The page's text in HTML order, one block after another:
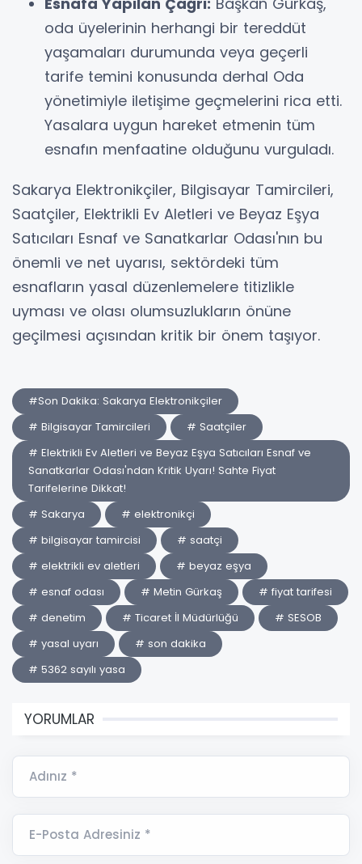
oda üyelerinin herhangi bir tereddüt
yaşamaları durumunda veya geçerli
tarife temini konusunda derhal Oda
yönetimiyle iletişime geçmelerini rica etti.
Yasalara uygun hareket etmenin tüm
esnafın menfaatine olduğunu vurguladı.
Sakarya Elektronikçiler, Bilgisayar Tamircileri,
Saatçiler, Elektrikli Ev Aletleri ve Beyaz Eşya
Satıcıları Esnaf ve Sanatkarlar Odası'nın bu
önemli ve net uyarısı, sektördeki tüm
esnafların yasal düzenlemelere titizlikle
uyması ve olası olumsuzlukların önüne
geçilmesi açısından kritik bir önem taşıyor.
#Son Dakika: Sakarya Elektronikçiler
# Bilgisayar Tamircileri
# Saatçiler
# Elektrikli Ev Aletleri ve Beyaz Eşya Satıcıları Esnaf ve
Sanatkarlar Odası'ndan Kritik Uyarı! Sahte Fiyat
Tarifelerine Dikkat!
# Sakarya
# elektronikçi
# bilgisayar tamircisi
# saatçi
# elektrikli ev aletleri
# beyaz eşya
# esnaf odası
# Metin Gürkaş
# fiyat tarifesi
# denetim
# Ticaret İl Müdürlüğü
# SESOB
# yasal uyarı
# son dakika
# 5362 sayılı yasa
YORUMLAR
Adınız *
E-Posta Adresiniz *